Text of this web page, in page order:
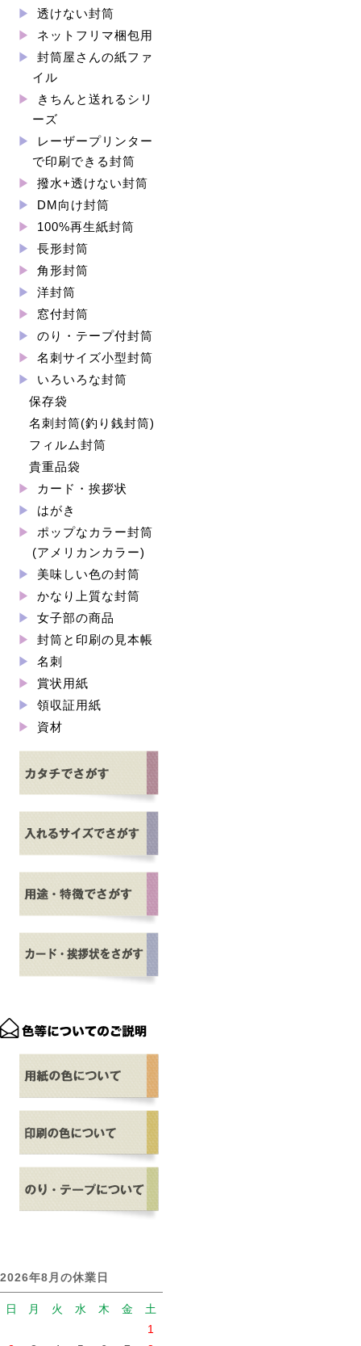
透けない封筒
ネットフリマ梱包用
封筒屋さんの紙ファ
イル
きちんと送れるシリ
ーズ
レーザープリンター
で印刷できる封筒
撥水+透けない封筒
DM向け封筒
100%再生紙封筒
長形封筒
角形封筒
洋封筒
窓付封筒
のり・テープ付封筒
名刺サイズ小型封筒
いろいろな封筒
保存袋
名刺封筒(釣り銭封筒)
フィルム封筒
貴重品袋
カード・挨拶状
はがき
ポップなカラー封筒
(アメリカンカラー)
美味しい色の封筒
かなり上質な封筒
女子部の商品
封筒と印刷の見本帳
名刺
賞状用紙
領収証用紙
資材
2026年8月の休業日
日 月 火 水 木 金
土
1